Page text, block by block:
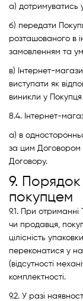
а) дотримуватись
б) передати
розташованого в
замовленням та
в) Інтернет-
виступати як
виникли у Покупця
8.4. Інтернет-
а) в
за цим Договором
Договору.
9.
покупцем
9.1. При отриманні
чи продавця,
цілісність
переконатися у
(відсутності
комплектності.
9.2. У разі